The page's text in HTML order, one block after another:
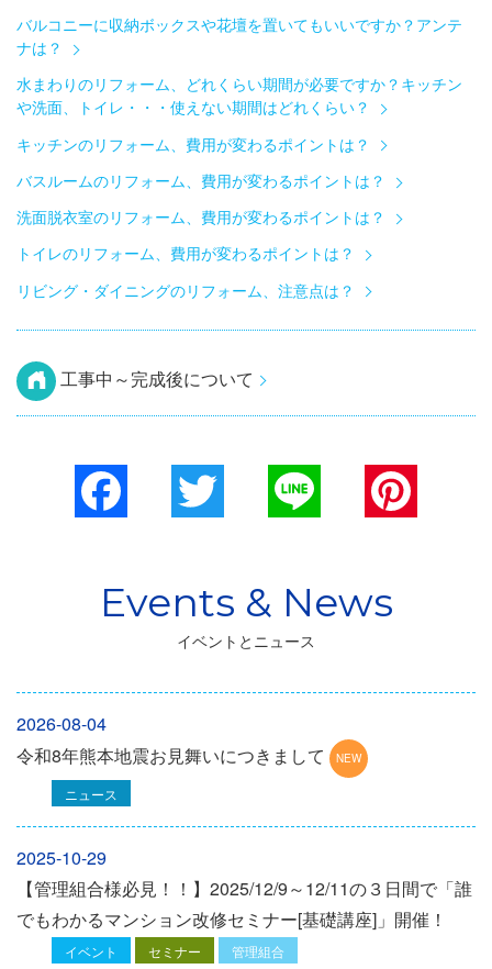
バルコニーに収納ボックスや花壇を置いてもいいですか？アンテ
ナは？
水まわりのリフォーム、どれくらい期間が必要ですか？キッチン
や洗面、トイレ・・・使えない期間はどれくらい？
キッチンのリフォーム、費用が変わるポイントは？
バスルームのリフォーム、費用が変わるポイントは？
洗面脱衣室のリフォーム、費用が変わるポイントは？
トイレのリフォーム、費用が変わるポイントは？
リビング・ダイニングのリフォーム、注意点は？
工事中～完成後について
Facebook
イベントとニュース
2026-08-04
令和8年熊本地震お見舞いにつきまして
ニュース
2025-10-29
【管理組合様必見！！】2025/12/9～12/11の３日間で「誰
でもわかるマンション改修セミナー[基礎講座]」開催！
イベント セミナー 管理組合